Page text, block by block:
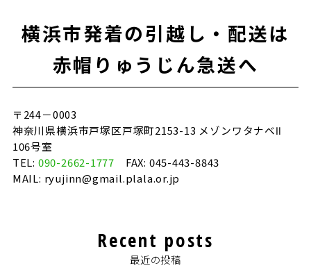
o
o
k
横浜市発着の引越し・配送は
赤帽りゅうじん急送へ
〒244－0003
神奈川県横浜市戸塚区戸塚町2153-13 メゾンワタナベⅡ
106号室
TEL: 090-2662-1777 FAX: 045-443-8843
MAIL: ryujinn@gmail.plala.or.jp
Recent posts
最近の投稿